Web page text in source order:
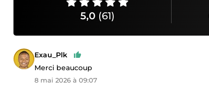
5,0 (61)
Exau_Plk
Merci beaucoup
8 mai 2026 à 09:07